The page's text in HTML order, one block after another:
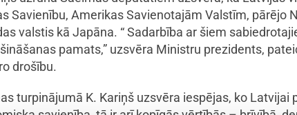
Savienību, Amerikas Savienotajām Valstīm, pārējo
valstis kā Japāna. “ Sadarbība ar šiem
pamats,” uzsvēra Ministru prezidents,
drošību.
turpinājumā K. Kariņš uzsvēra iespējas, ko